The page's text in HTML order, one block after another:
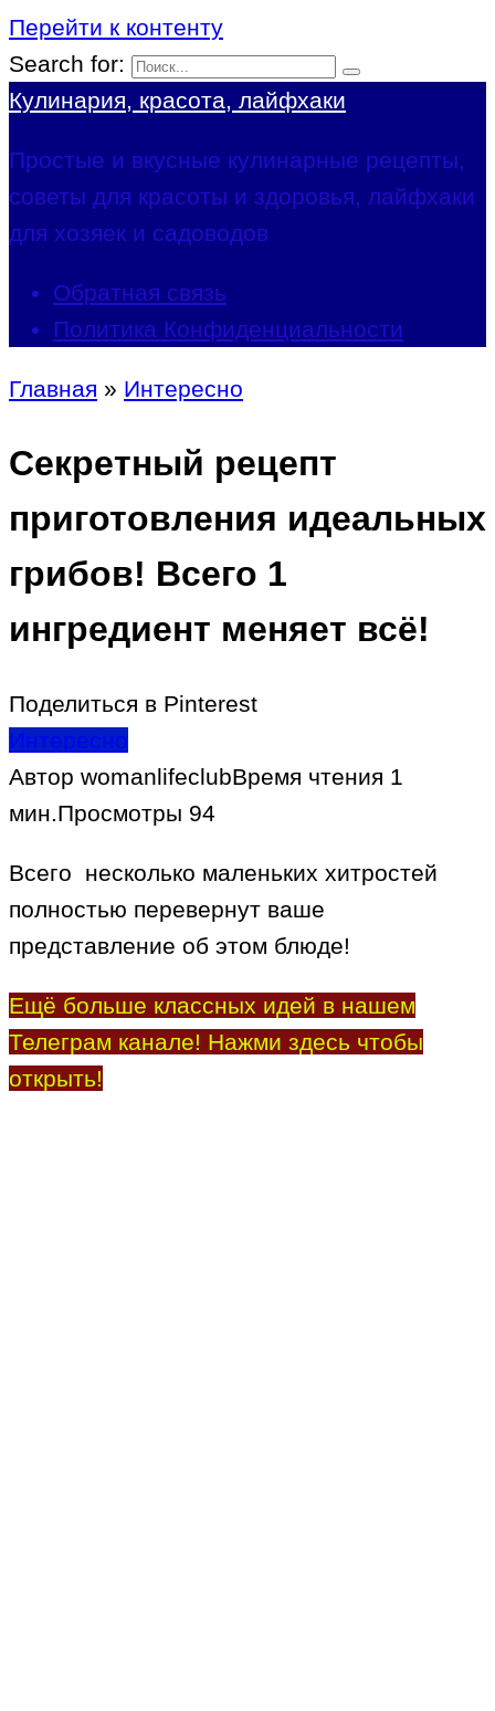
Перейти к контенту
Search for:
Кулинария, красота, лайфхаки
Простые и вкусные кулинарные рецепты,
советы для красоты и здоровья, лайфхаки
для хозяек и садоводов
Обратная связь
Политика Конфиденциальности
Главная » Интересно
Секретный рецепт
приготовления идеальных
грибов! Всего 1
ингредиент меняет всё!
Поделиться в Pinterest
Интересно
Автор womanlifeclubВремя чтения 1
мин.Просмотры 94
Всего несколько маленьких хитростей
полностью перевернут ваше
представление об этом блюде!
Ещё больше классных идей в нашем
Телеграм канале! Нажми здесь чтобы
открыть!